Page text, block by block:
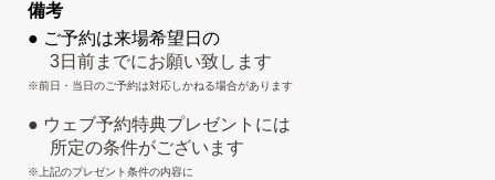
備考
● ご予約は来場希望日の
3日前までにお願い致します
※前日・当日のご予約は対応しかねる場合があります
● ウェブ予約特典プレゼントには
所定の条件がございます
※上記のプレゼント条件の内容に